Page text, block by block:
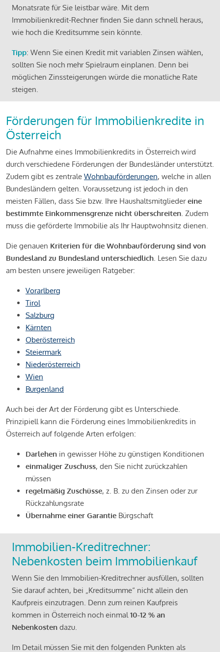
Monatsrate für Sie leistbar wäre. Mit dem
Immobilienkredit-Rechner finden Sie dann schnell heraus,
wie hoch die Kreditsumme sein könnte.
Tipp: Wenn Sie einen Kredit mit variablen Zinsen wählen,
sollten Sie noch mehr Spielraum einplanen. Denn bei
möglichen Zinssteigerungen würde die monatliche Rate
steigen.
Förderungen für Immobilienkredite in
Österreich
Die Aufnahme eines Immobilienkredits in Österreich wird
durch verschiedene Förderungen der Bundesländer unterstützt.
Zudem gibt es zentrale Wohnbauförderungen, welche in allen
Bundesländern gelten. Voraussetzung ist jedoch in den
meisten Fällen, dass Sie bzw. Ihre Haushaltsmitgliedereine
bestimmte Einkommensgrenze nicht überschreiten. Zudem
muss die geförderte Immobilie als Ihr Hauptwohnsitz dienen.
Die genauen Kriterien für die Wohnbauförderung sind von
Bundesland zu Bundesland unterschiedlich. Lesen Sie dazu
am besten unsere jeweiligen Ratgeber:
Vorarlberg
Tirol
Salzburg
Kärnten
Oberösterreich
Steiermark
Niederösterreich
Wien
Burgenland
Auch bei der Art der Förderung gibt es Unterschiede.
Prinzipiell kann die Förderung eines Immobilienkredits in
Österreich auf folgende Arten erfolgen:
Darlehen in gewisser Höhe zu günstigen Konditionen
einmaliger Zuschuss, den Sie nicht zurückzahlen
müssen
regelmäßig Zuschüsse, z. B. zu den Zinsen oder zur
Rückzahlungsrate
Übernahme einer Garantie Bürgschaft
Immobilien-Kreditrechner:
Nebenkosten beim Immobilienkauf
Wenn Sie den Immobilien-Kreditrechner ausfüllen, sollten
Sie darauf achten, bei „Kreditsumme“ nicht allein den
Kaufpreis einzutragen. Denn zum reinen Kaufpreis
kommen in Österreich noch einmal10-12 % an
Nebenkosten dazu.
Im Detail müssen Sie mit den folgenden Punkten als